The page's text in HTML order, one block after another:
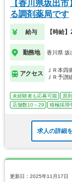
【香川県坂出
る調剤薬局です
給与 【時給
勤務地 香川県 坂
アクセス
ＪＲ本四
ＪＲ予讃
未経験者も応募可能 原
店舗数10～29
積極採用
求人の詳細
更新日：2025年11月17日